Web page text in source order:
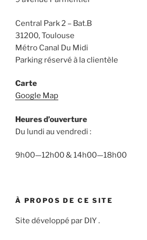
Central Park 2 – Bat.B
31200, Toulouse
Métro Canal Du Midi
Parking réservé à la clientèle
Carte
Google Map
Heures d’ouverture
Du lundi au vendredi :
9h00—12h00 & 14h00—18h00
À PROPOS DE CE SITE
Site développé par DIY .